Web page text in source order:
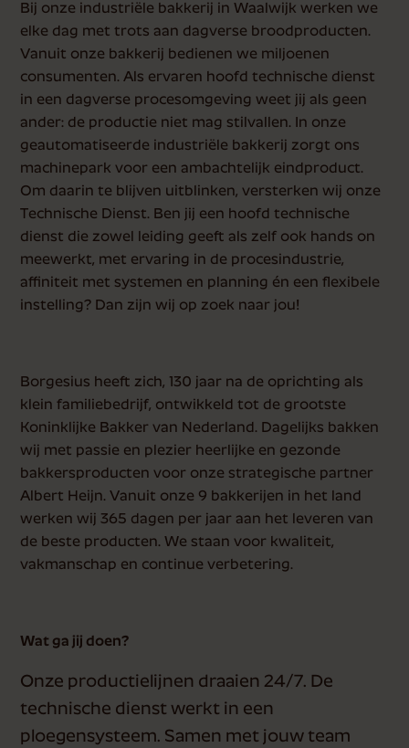
Bij onze industriële bakkerij in Waalwijk werken we
elke dag met trots aan dagverse broodproducten.
Vanuit onze bakkerij bedienen we miljoenen
consumenten. Als ervaren hoofd technische dienst
in een dagverse procesomgeving weet jij als geen
ander: de productie niet mag stilvallen. In onze
geautomatiseerde industriële bakkerij zorgt ons
machinepark voor een ambachtelijk eindproduct.
Om daarin te blijven uitblinken, versterken wij onze
Technische Dienst. Ben jij een hoofd technische
dienst die zowel leiding geeft als zelf ook hands on
meewerkt, met ervaring in de procesindustrie,
affiniteit met systemen en planning én een flexibele
instelling? Dan zijn wij op zoek naar jou!
Borgesius heeft zich, 130 jaar na de oprichting als
klein familiebedrijf, ontwikkeld tot de grootste
Koninklijke Bakker van Nederland. Dagelijks bakken
wij met passie en plezier heerlijke en gezonde
bakkersproducten voor onze strategische partner
Albert Heijn. Vanuit onze 9 bakkerijen in het land
werken wij 365 dagen per jaar aan het leveren van
de beste producten. We staan voor kwaliteit,
vakmanschap en continue verbetering.
Wat ga jij doen?
Onze productielijnen draaien 24/7. De
technische dienst werkt in een
ploegensysteem. Samen met jouw team